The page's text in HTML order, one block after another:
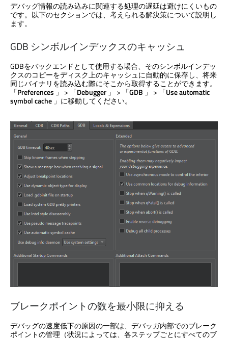
デバッグ情報の読み込みに関連する処理の遅延は避けにくいもの
です。以下のセクションでは、考えられる解決策について説明し
ます。
GDB シンボルインデックスのキャッシュ
GDBをバックエンドとして使用する場合、そのシンボルインデッ
クスのコピーをディスク上のキャッシュに自動的に保存し、将来
同じバイナリを読み込む際にそこから取得することができます。
「Preferences 」 > 「Debugger」 > 「GDB 」 > 「Use automatic
symbol cache」に移動してください。
ブレークポイントの数を最小限に抑える
デバッグの速度低下の原因の一部は、デバッガ内部でのブレーク
ポイントの管理（状況によっては、各ステップごとにすべてのブ